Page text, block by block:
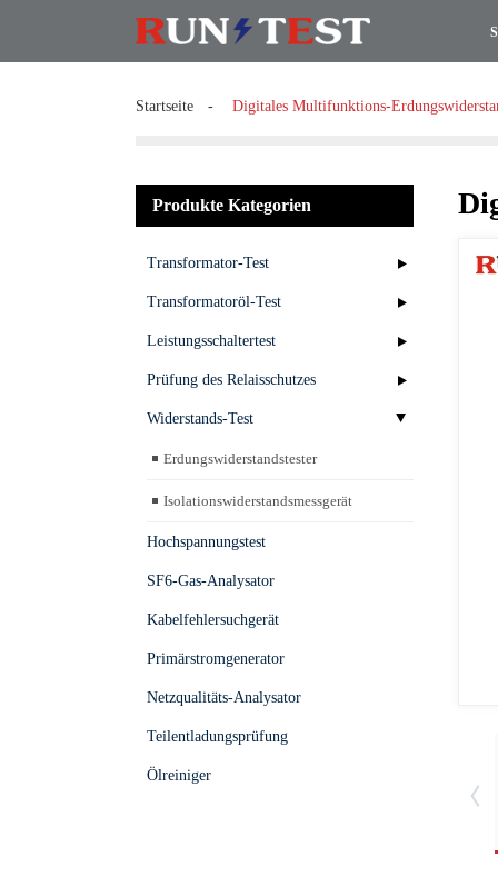
Startseite Digitales Multifunktions-
Produkte Kategorien
Transformator-Test
Transformatoröl-Test
Leistungsschaltertest
Prüfung des Relaisschutzes
Widerstands-Test
Erdungswiderstandstester
Isolationswiderstandsmessgerät
Hochspannungstest
SF6-Gas-Analysator
Kabelfehlersuchgerät
Primärstromgenerator
Netzqualitäts-Analysator
Teilentladungsprüfung
Ölreiniger